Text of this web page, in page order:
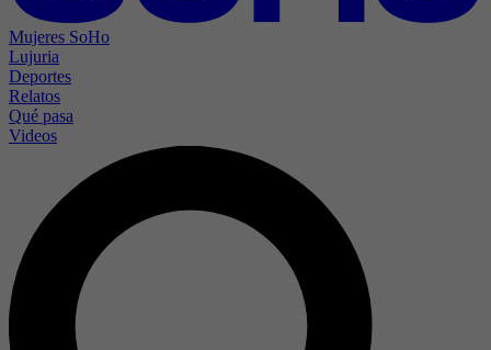
Mujeres SoHo
Lujuria
Deportes
Relatos
Qué pasa
Videos